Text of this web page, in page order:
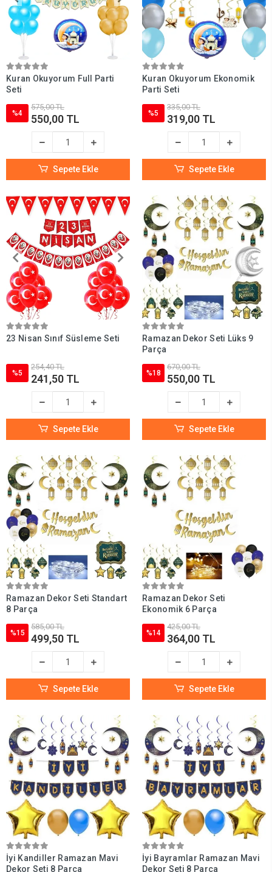
Kuran Okuyorum Full Parti
Seti
%4
575,00 TL
550,00 TL
Sepete Ekle
Kuran Okuyorum Ekonomik
Parti Seti
%5
335,00 TL
319,00 TL
Sepete Ekle
23 Nisan Sınıf Süsleme Seti
%5
254,40 TL
241,50 TL
Sepete Ekle
Ramazan Dekor Seti Lüks 9
Parça
%18
670,00 TL
550,00 TL
Sepete Ekle
Ramazan Dekor Seti Standart
8 Parça
%15
585,00 TL
499,50 TL
Sepete Ekle
Ramazan Dekor Seti
Ekonomik 6 Parça
%14
425,00 TL
364,00 TL
Sepete Ekle
İyi Kandiller Ramazan Mavi
Dekor Seti 8 Parça
İyi Bayramlar Ramazan Mavi
Dekor Seti 8 Parça